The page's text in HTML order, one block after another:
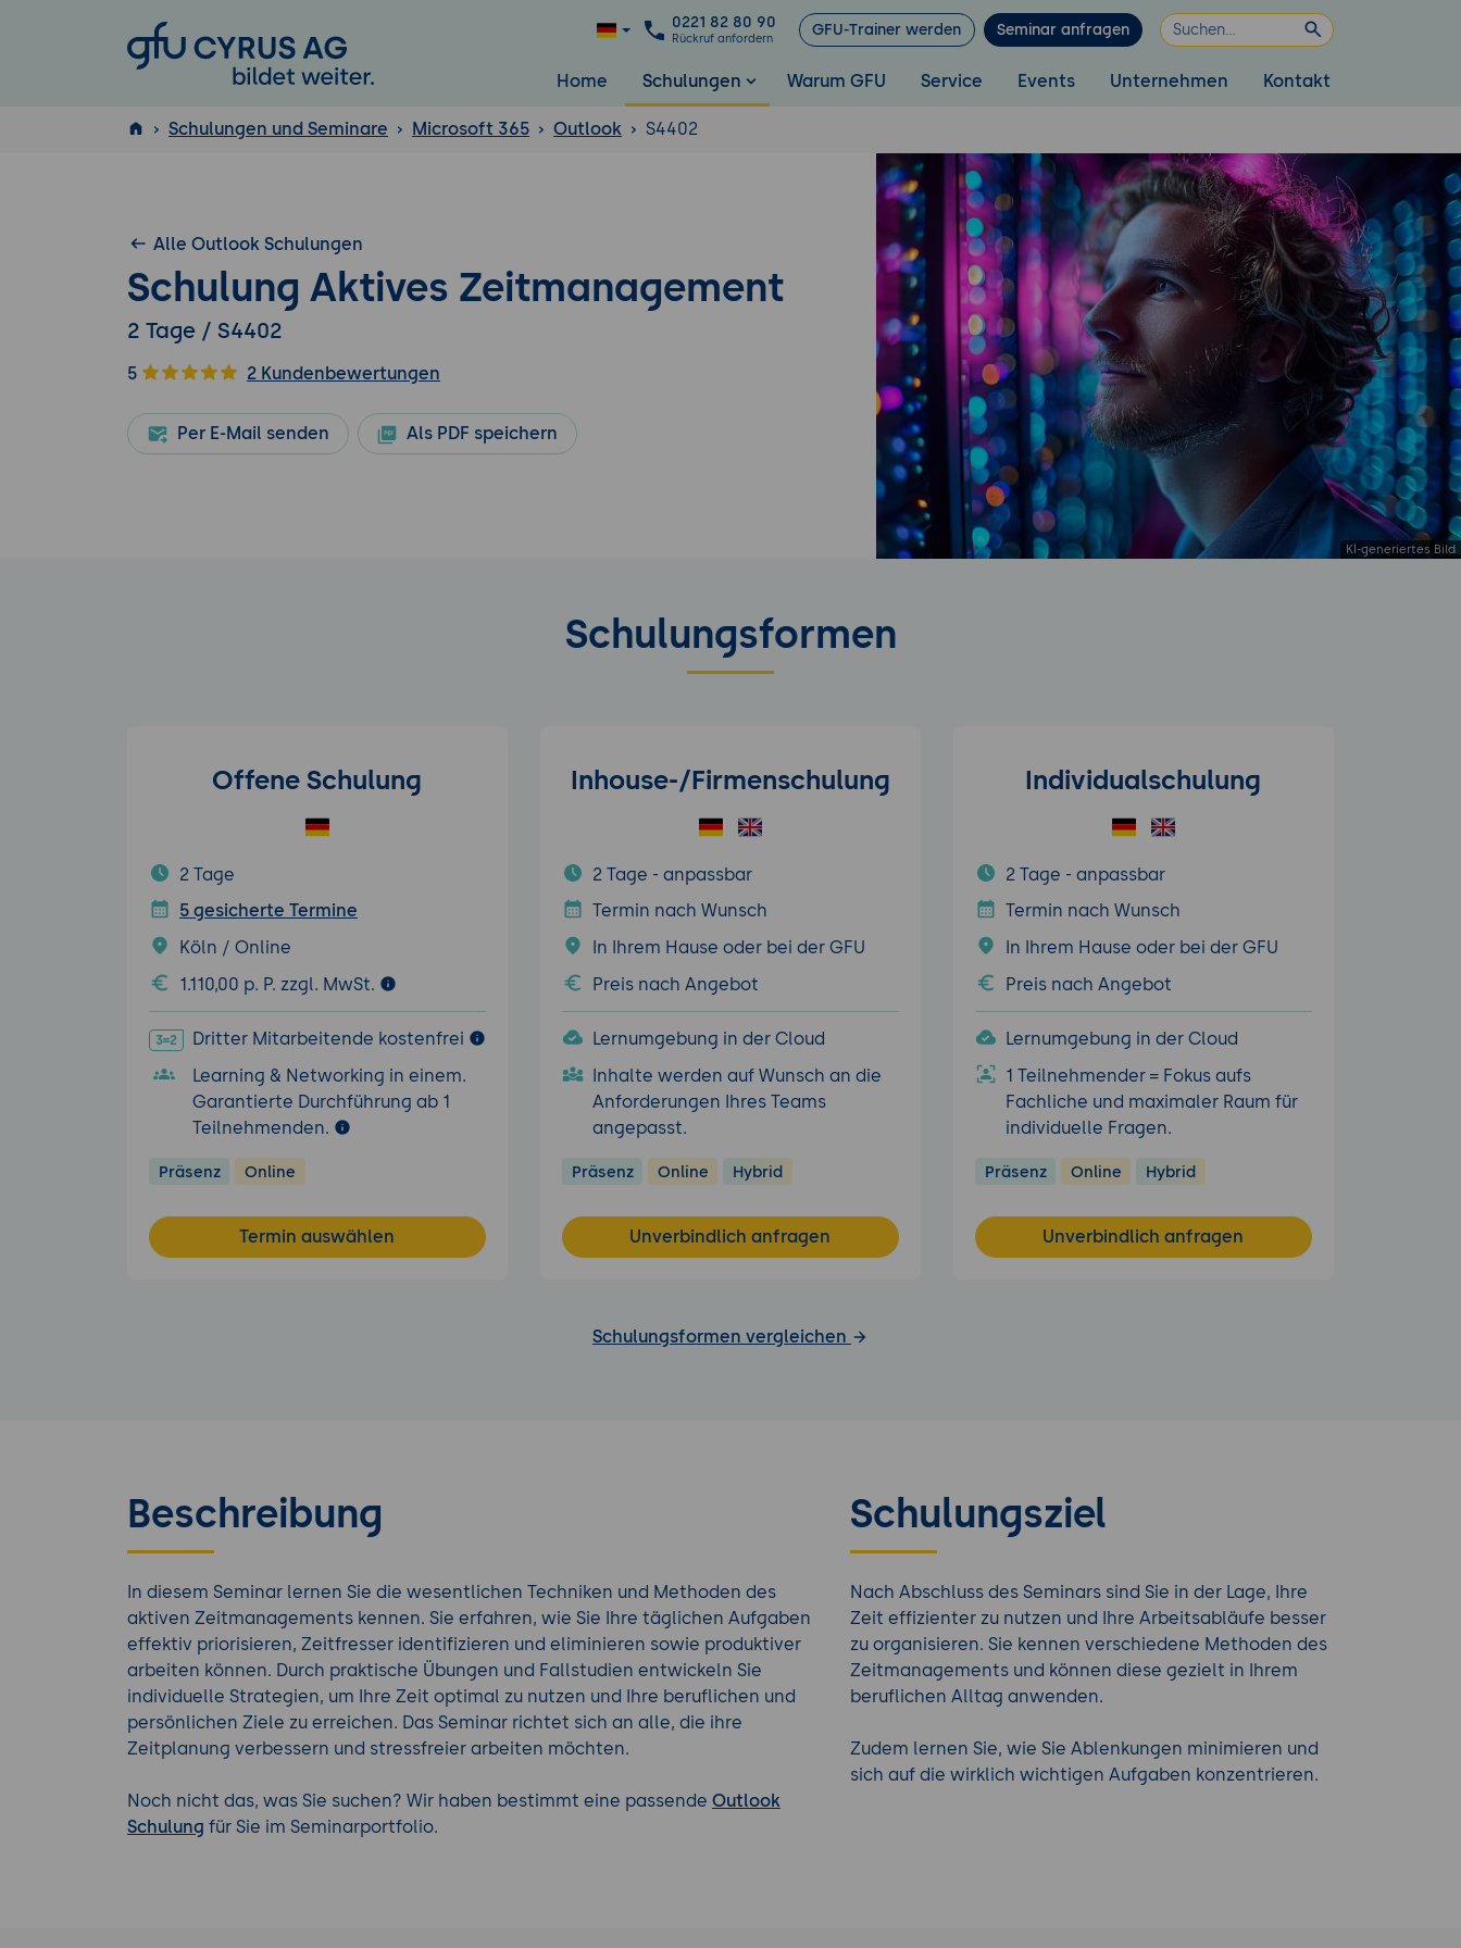
GFU Cyrus AG
0221 82 80 90
Rückruf anfordern GFU-Trainer werden Seminar anfragen
Home Schulungen Warum GFU Service Events Unternehmen Kontakt
ISTQB
Schulungen und Seminare Microsoft 365 Outlook S4402
Alle Outlook Schulungen
Schulung Aktives Zeitmanagement
2 Tage / S4402
5 2 Kundenbewertungen
Per E-Mail senden Als PDF speichern
Schulungsformen
Offene Schulung
2 Tage
5 gesicherte Termine
Köln / Online
1.110,00 p. P. zzgl. MwSt.
Dritter Mitarbeitende kostenfrei
Learning & Networking in einem.
Garantierte Durchführung ab 1
Teilnehmenden.
Präsenz Online
Termin auswählen
Inhouse-/Firmenschulung
2 Tage - anpassbar
Termin nach Wunsch
In Ihrem Hause oder bei der GFU
Preis nach Angebot
Lernumgebung in der Cloud
Inhalte werden auf Wunsch an die
Anforderungen Ihres Teams
angepasst.
Präsenz Online Hybrid
Unverbindlich anfragen
Individualschulung
2 Tage - anpassbar
Termin nach Wunsch
In Ihrem Hause oder bei der GFU
Preis nach Angebot
Lernumgebung in der Cloud
1 Teilnehmender = Fokus aufs
Fachliche und maximaler Raum für
individuelle Fragen.
Präsenz Online Hybrid
Unverbindlich anfragen
Schulungsformen vergleichen
Beschreibung
In diesem Seminar lernen Sie die wesentlichen Techniken und Methoden des
aktiven Zeitmanagements kennen. Sie erfahren, wie Sie Ihre täglichen Aufgaben
effektiv priorisieren, Zeitfresser identifizieren und eliminieren sowie produktiver
arbeiten können. Durch praktische Übungen und Fallstudien entwickeln Sie
individuelle Strategien, um Ihre Zeit optimal zu nutzen und Ihre beruflichen und
persönlichen Ziele zu erreichen. Das Seminar richtet sich an alle, die ihre
Zeitplanung verbessern und stressfreier arbeiten möchten.
Noch nicht das, was Sie suchen? Wir haben bestimmt eine passende Outlook
Schulung für Sie im Seminarportfolio.
Schulungsziel
Nach Abschluss des Seminars sind Sie in der Lage, Ihre
Zeit effizienter zu nutzen und Ihre Arbeitsabläufe besser
zu organisieren. Sie kennen verschiedene Methoden des
Zeitmanagements und können diese gezielt in Ihrem
beruflichen Alltag anwenden.
Zudem lernen Sie, wie Sie Ablenkungen minimieren und
sich auf die wirklich wichtigen Aufgaben konzentrieren.